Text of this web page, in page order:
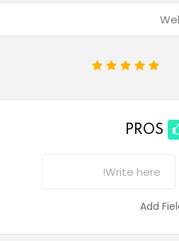
5
4
3
2
PROS
Add